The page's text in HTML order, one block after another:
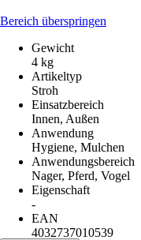
Bereich überspringen
Gewicht
4 kg
Artikeltyp
Stroh
Einsatzbereich
Innen, Außen
Anwendung
Hygiene, Mulchen
Anwendungsbereich
Nager, Pferd, Vogel
Eigenschaft
-
EAN
4032737010539